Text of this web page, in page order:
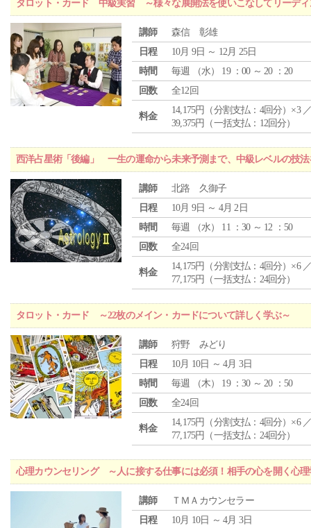
タロット・カード 中級実習 ～様々な展開法を使いこなしてリーディ
講師
森信 彰雄
日程
10月 9日 ～ 12月 25日
時間
毎週 （水） 19 ：00 ～ 20 ：20
回数
全12回
料金
14,175円（分割支払：4回分）×3
39,375円（一括支払：12回分）
西洋占星術「後編」 一生の運命から未来予測まで、中級レベルの技法
講師
北路 久御子
日程
10月 9日 ～ 4月 2日
時間
毎週 （水） 11 ：30 ～ 12 ：50
回数
全24回
料金
14,175円（分割支払：4回分）×6
77,175円（一括支払：24回分）
タロット・カード ～22枚のメイン・カードについて詳しく学ぶ～
講師
狩野 みどり
日程
10月 10日 ～ 4月 3日
時間
毎週 （木） 19 ：30 ～ 20 ：50
回数
全24回
料金
14,175円（分割支払：4回分）×6
77,175円（一括支払：24回分）
心理カウンセリング ～人に接する仕事には必須！相手の心を開く心理
講師
ＴＭＡカウンセラー
日程
10月 10日 ～ 4月 3日